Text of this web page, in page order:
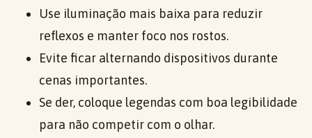
Use iluminação mais baixa para reduzir
reflexos e manter foco nos rostos.
Evite ficar alternando dispositivos durante
cenas importantes.
Se der, coloque legendas com boa legibilidade
para não competir com o olhar.